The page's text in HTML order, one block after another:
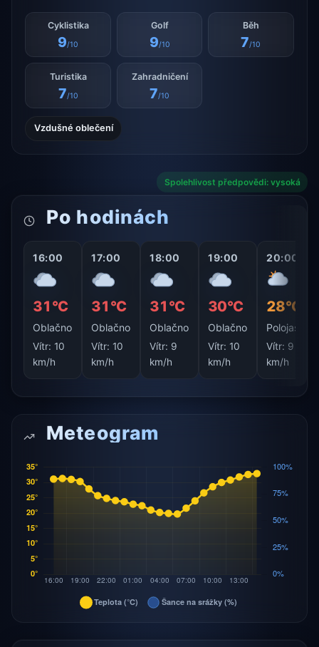
Cyklistika
9/10
Golf
9/10
Běh
7/10
Turistika
7/10
Zahradničení
7/10
Vzdušné oblečení
Spolehlivost předpovědi: vysoká
Po hodinách
16:00
31°C
Oblačno
Vítr: 10
km/h
17:00
31°C
Oblačno
Vítr: 10
km/h
18:00
31°C
Oblačno
Vítr: 9
km/h
19:00
30°C
Oblačno
Vítr: 10
km/h
20:00
28°C
Polojasno
Vítr: 9
km/h
Meteogram